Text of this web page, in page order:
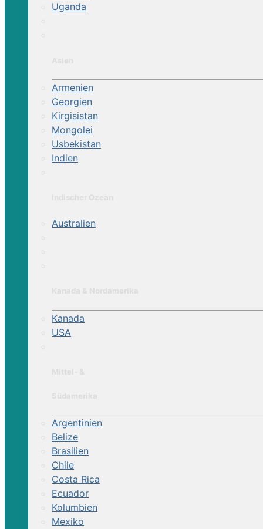
Uganda
Armenien
Georgien
Kirgisistan
Mongolei
Usbekistan
Indien
Australien
Kanada
USA
Argentinien
Belize
Brasilien
Chile
Costa Rica
Ecuador
Kolumbien
Mexiko